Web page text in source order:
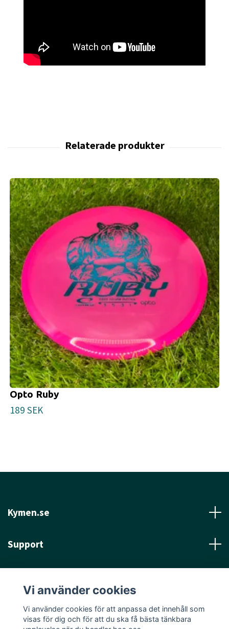
Opto Ruby
189 SEK
Kymen.se
Support
Sociala medier
Vi använder cookies
Vi använder cookies för att anpassa det innehåll som
visas för dig och för att du ska få bästa tänkbara